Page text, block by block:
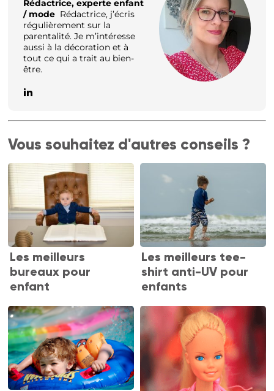
Rédactrice, experte enfant
/ mode Rédactrice, j’écris
régulièrement sur la
parentalité. Je m’intéresse
aussi à la décoration et à
tout ce qui a trait au bien-
être.
Vous souhaitez d'autres conseils ?
Les meilleurs
bureaux pour
enfant
Les meilleurs tee-
shirt anti-UV pour
enfants